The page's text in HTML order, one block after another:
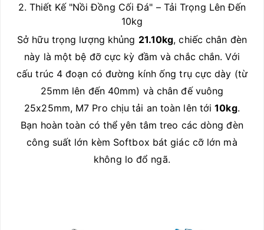
2. Thiết Kế "Nồi Đồng Cối Đá" – Tải Trọng Lên Đến
10kg
Sở hữu trọng lượng khủng 21.10kg, chiếc chân đèn
này là một bệ đỡ cực kỳ đầm và chắc chắn. Với
cấu trúc 4 đoạn có đường kính ống trụ cực dày (từ
25mm lên đến 40mm) và chân đế vuông
25x25mm, M7 Pro chịu tải an toàn lên tới10kg.
Bạn hoàn toàn có thể yên tâm treo các dòng đèn
công suất lớn kèm Softbox bát giác cỡ lớn mà
không lo đổ ngã.